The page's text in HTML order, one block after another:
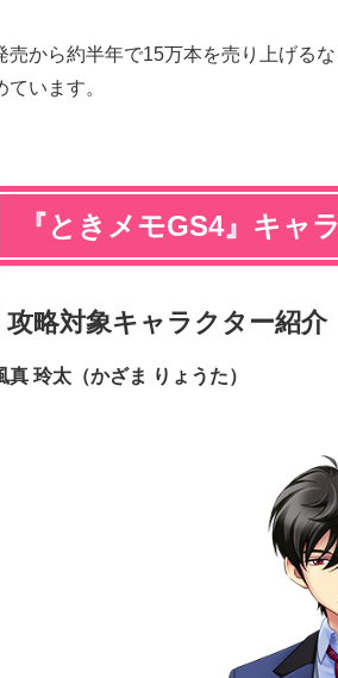
売から約半年で15万本を売り上げる
ています。
『ときメモGS4』キャ
攻略対象キャラクター紹介
真 玲太（かざま りょうた）